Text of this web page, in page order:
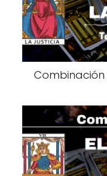
Combinación